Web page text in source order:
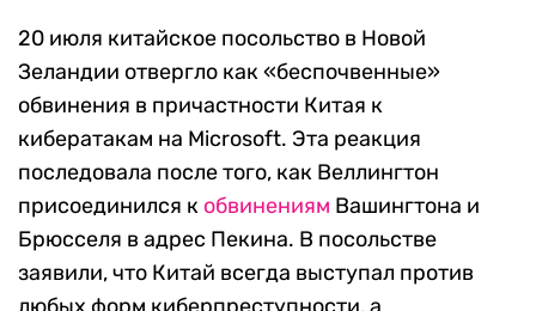
20 июля китайское посольство в Новой
Зеландии отвергло как «беспочвенные»
обвинения в причастности Китая к
кибератакам на Microsoft. Эта реакция
последовала после того, как Веллингтон
присоединился к обвинениям Вашингтона и
Брюсселя в адрес Пекина. В посольстве
заявили, что Китай всегда выступал против